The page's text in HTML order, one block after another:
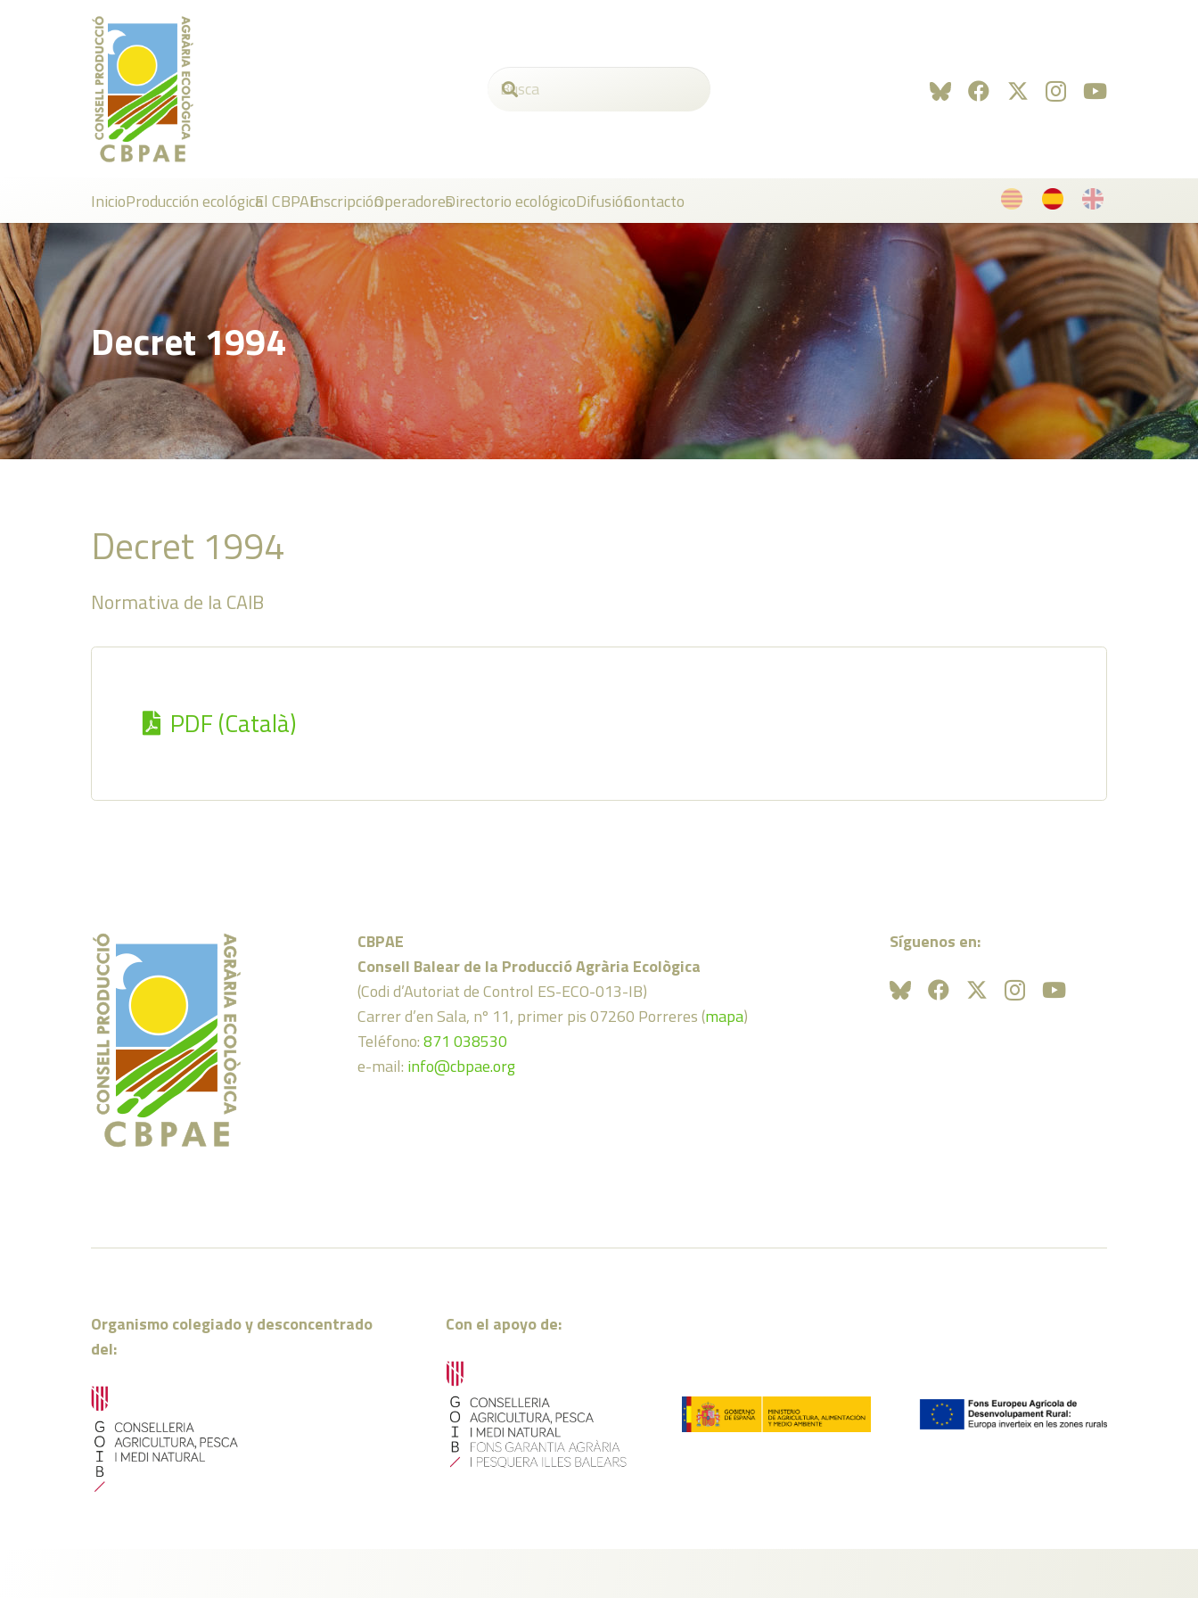
InicioProducción ecológicaEl CBPAEInscripciónOperadoresDirectorio ecológicoDifusiónContacto
Decret 1994
Decret 1994
Normativa de la CAIB
PDF (Català)
CBPAE
Consell Balear de la Producció Agrària Ecològica
(Codi d’Autoriat de Control ES-ECO-013-IB)
Carrer d’en Sala, nº 11, primer pis 07260 Porreres (mapa)
Teléfono:871 038530
e-mail: info@cbpae.org
Síguenos en:
Organismo colegiado y desconcentrado
del:
Con el apoyo de: